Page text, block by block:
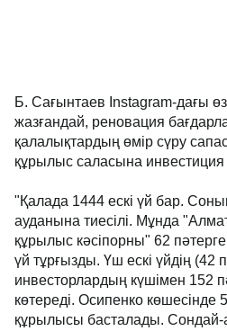
Б. Сағынтаев Instagram-дағы
жазғандай, реновация
қалалықтардың өмір сүру
құрылыс саласына инвестиция
"Қалада 1444 ескі үй бар.
ауданына тиесілі. Мұнда
құрылыс кәсіпорны" 62
үй тұрғызды. Үш ескі үйдің (42
инвесторлардың күшімен 152
көтереді. Осипенко көшесінде
құрылысы басталады. Сондай-